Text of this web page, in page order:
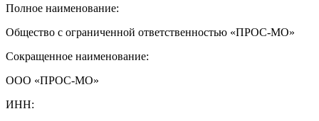
Полное наименование:
Общество с ограниченной ответственностью «ПРОС-МО»
Сокращенное наименование:
ООО «ПРОС-МО»
ИНН: